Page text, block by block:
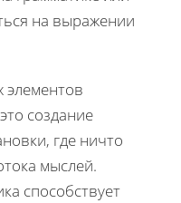
на выражении
создание
где ничто
мыслей.
способствует